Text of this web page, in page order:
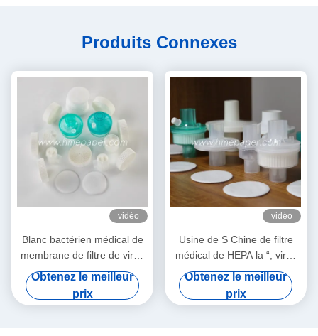
Produits Connexes
vidéo
Blanc bactérien médical de
membrane de filtre de virus
de HME
Obtenez le meilleur
prix
vidéo
Usine de S Chine de filtre
médical de HEPA la “, virus
bactériens de BEF 99,99%
Obtenez le meilleur
prix